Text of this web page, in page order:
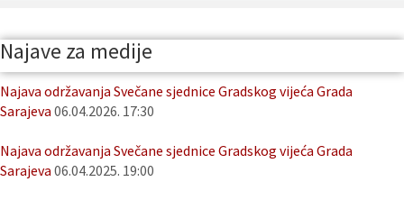
Najave za medije
Najava održavanja Svečane sjednice Gradskog vijeća Grada
Sarajeva 06.04.2026. 17:30
Najava održavanja Svečane sjednice Gradskog vijeća Grada
Sarajeva 06.04.2025. 19:00